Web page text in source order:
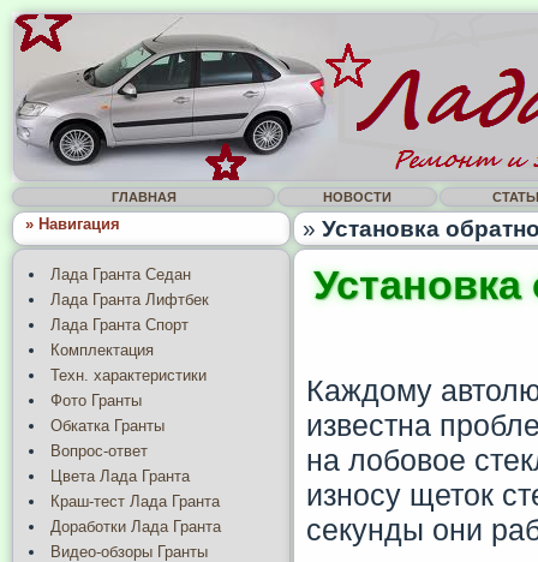
ГЛАВНАЯ НОВОСТИ
» Навигация » Установка
Лада Гранта Седан
Лада Гранта Лифтбек
Лада Гранта Спорт
Комплектация
Техн. характеристики
Фото Гранты
Обкатка Гранты
Вопрос-ответ
Цвета Лада Гранта
Краш-тест Лада Гранта
Доработки Лада Гранта
Видео-обзоры Гранты
Каждому
известна
на лобовое
износу щеток
секунды они